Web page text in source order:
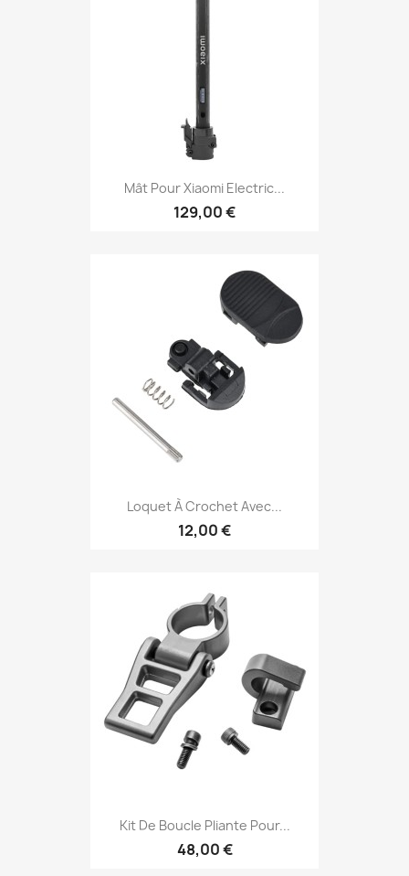
Mât Pour Xiaomi Electric...
129,00 €
Loquet À Crochet Avec...
12,00 €
Kit De Boucle Pliante Pour...
48,00 €